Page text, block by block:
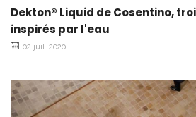
Dekton® Liquid de Cosentino,
inspirés par l'eau
02 juil. 2020